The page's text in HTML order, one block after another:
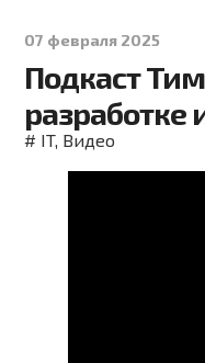
07 февраля 2025
Подкаст
разработке
# IT, Видео